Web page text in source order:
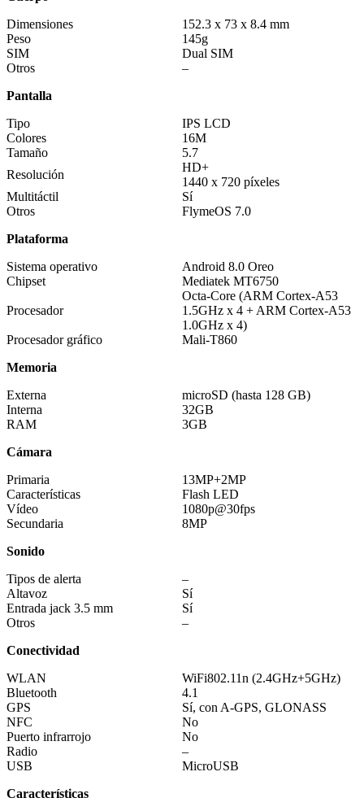
Dimensiones
152.3 x 73 x 8.4 mm
Peso
145g
SIM
Dual SIM
Otros
–
Pantalla
Tipo
IPS LCD
Colores
16M
Tamaño
5.7
Resolución
HD+
1440 x 720 píxeles
Multitáctil
Sí
Otros
FlymeOS 7.0
Plataforma
Sistema operativo
Android 8.0 Oreo
Chipset
Mediatek MT6750
Procesador
Octa-Core (ARM Cortex-A53
1.5GHz x 4 + ARM Cortex-A53
1.0GHz x 4)
Procesador gráfico
Mali-T860
Memoria
Externa
microSD (hasta 128 GB)
Interna
32GB
RAM
3GB
Cámara
Primaria
13MP+2MP
Características
Flash LED
Vídeo
1080p@30fps
Secundaria
8MP
Sonido
Tipos de alerta
–
Altavoz
Sí
Entrada jack 3.5 mm
Sí
Otros
–
Conectividad
WLAN
WiFi802.11n (2.4GHz+5GHz)
Bluetooth
4.1
GPS
Sí, con A-GPS, GLONASS
NFC
No
Puerto infrarrojo
No
Radio
–
USB
MicroUSB
Características